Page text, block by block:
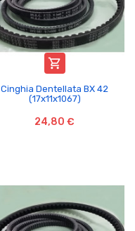

Cinghia Dentellata BX 42
(17x11x1067)
24,80 €